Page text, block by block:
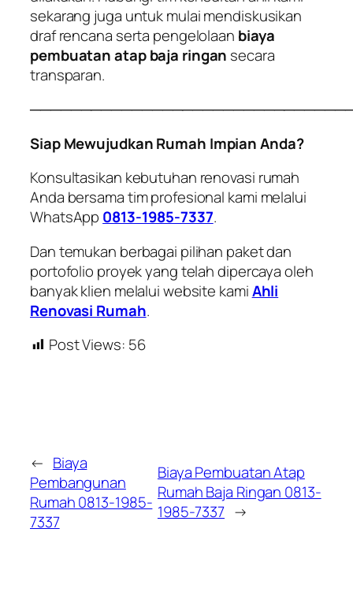
sekarang juga untuk mulai mendiskusikan
draf rencana serta pengelolaan biaya
pembuatan atap baja ringan secara
transparan.
Siap Mewujudkan Rumah Impian Anda?
Konsultasikan kebutuhan renovasi rumah
Anda bersama tim profesional kami melalui
WhatsApp 0813-1985-7337.
Dan temukan berbagai pilihan paket dan
portofolio proyek yang telah dipercaya oleh
banyak klien melalui website kamiAhli
Renovasi Rumah.
Post Views: 56
← Biaya
Pembangunan
Rumah 0813-1985-
7337
Biaya Pembuatan Atap
Rumah Baja Ringan 0813-
1985-7337 →